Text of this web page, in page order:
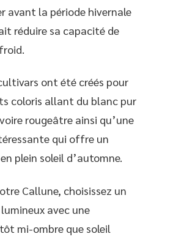
avant la période hivernale
réduire sa capacité de
ont été créés pour
coloris allant du blanc pur
rougeâtre ainsi qu’une
qui offre un
plein soleil d’automne.
Callune, choisissez un
avec une
mi-ombre que soleil